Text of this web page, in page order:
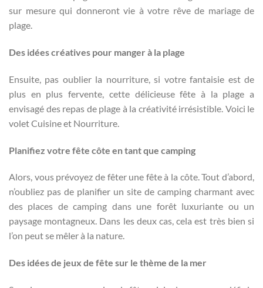
sur mesure qui donneront vie à votre rêve de mariage de
plage.
Des idées créatives pour manger à la plage
Ensuite, pas oublier la nourriture, si votre fantaisie est de
plus en plus fervente, cette délicieuse fête à la plage a
envisagé des repas de plage à la créativité irrésistible. Voici le
volet Cuisine et Nourriture.
Planifiez votre fête côte en tant que camping
Alors, vous prévoyez de fêter une fête à la côte. Tout d’abord,
n’oubliez pas de planifier un site de camping charmant avec
des places de camping dans une forêt luxuriante ou un
paysage montagneux. Dans les deux cas, cela est très bien si
l’on peut se mêler à la nature.
Des idées de jeux de fête sur le thème de la mer